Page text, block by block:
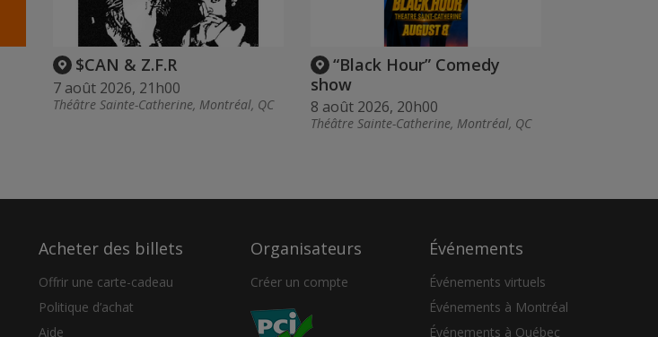
$CAN & Z.F.R
7 août 2026, 21h00
Théâtre Sainte-Catherine, Montréal, QC
“Black Hour” Comedy
show
8 août 2026, 20h00
Théâtre Sainte-Catherine, Montréal, QC
Acheter des billets
Offrir une carte-cadeau
Politique d’achat
Aide
Organisateurs
Créer un compte
Événements
Événements virtuels
Événements à Montréal
Événements à Québec